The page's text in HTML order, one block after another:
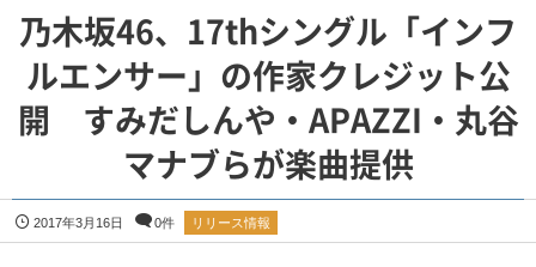
乃木坂46、17thシングル「インフ
ルエンサー」の作家クレジット公
開 すみだしんや・APAZZI・丸谷
マナブらが楽曲提供
2017年3月16日 0件 リリース情報